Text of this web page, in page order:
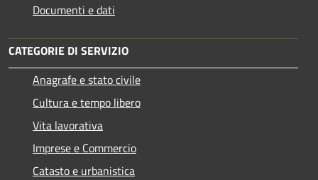
Documenti e dati
CATEGORIE DI SERVIZIO
Anagrafe e stato civile
Cultura e tempo libero
Vita lavorativa
Imprese e Commercio
Catasto e urbanistica